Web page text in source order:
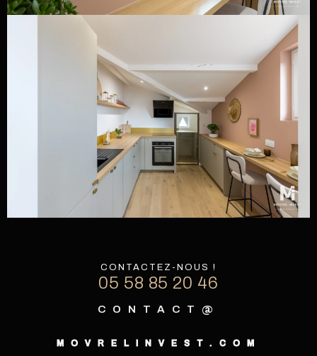
CONTACTEZ-NOUS !
05 58 85 20 46
CONTACT@
MOVRELINVEST.COM